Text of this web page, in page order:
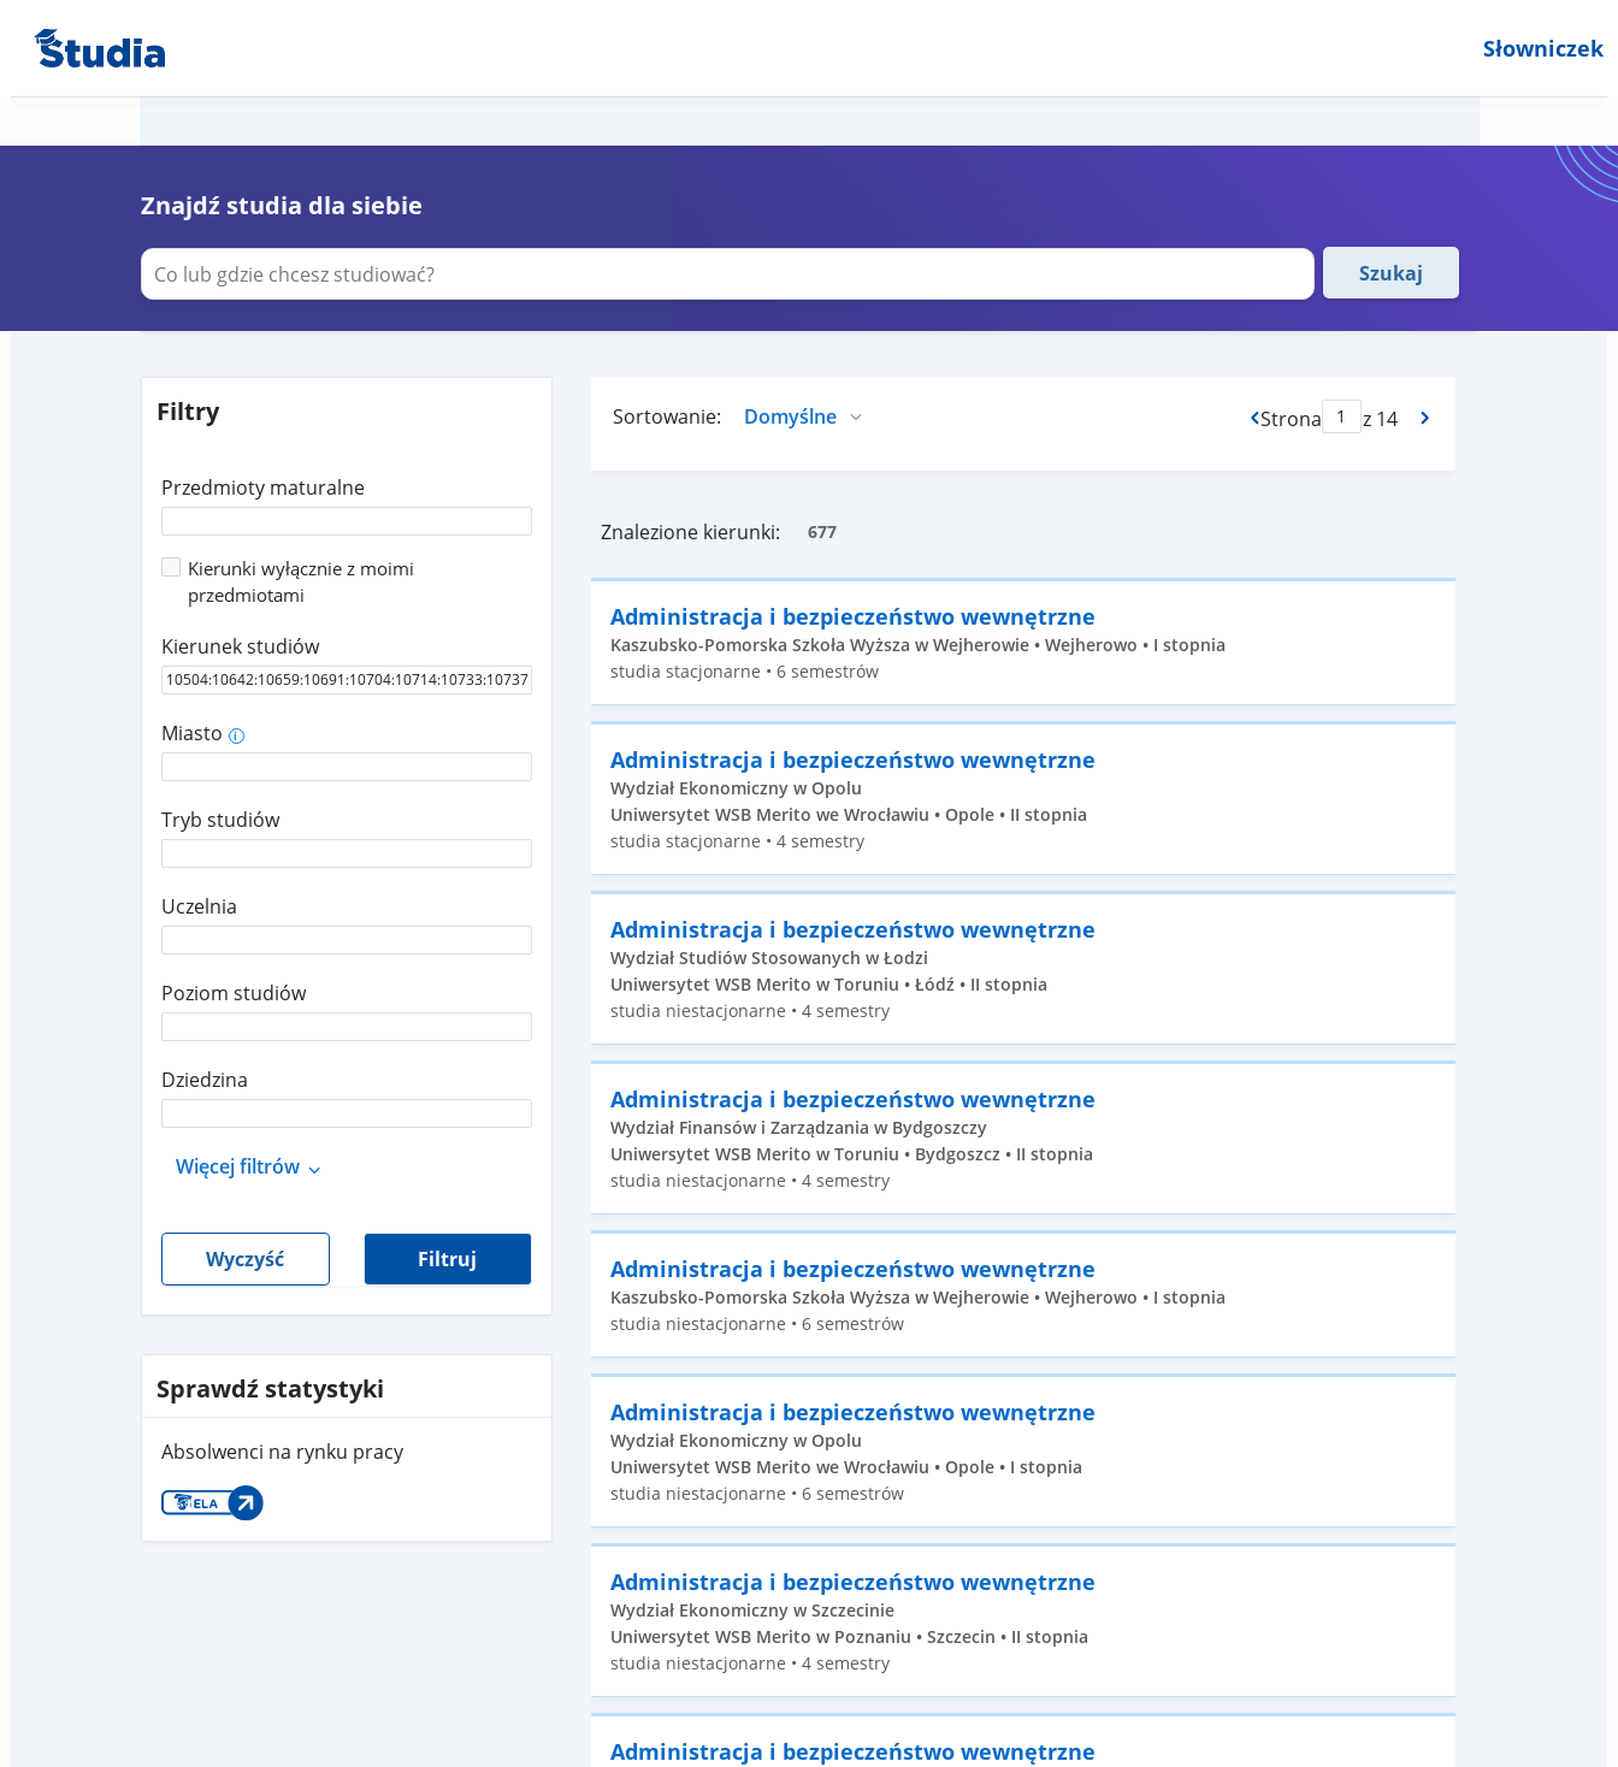
Słowniczek
Znajdź studia dla siebie
Szukaj
Filtry
Przedmioty maturalne
Kierunki wyłącznie z moimi
przedmiotami
Kierunek studiów
Miasto i
Tryb studiów
Uczelnia
Poziom studiów
Dziedzina
Więcej filtrów
Wyczyść Filtruj
Sprawdź statystyki
Absolwenci na rynku pracy
Sortowanie: Strona z 14
Znalezione kierunki: 677
Administracja i bezpieczeństwo wewnętrzne
Kaszubsko-Pomorska Szkoła Wyższa w Wejherowie • Wejherowo • I stopnia
studia stacjonarne • 6 semestrów
Administracja i bezpieczeństwo wewnętrzne
Wydział Ekonomiczny w Opolu
Uniwersytet WSB Merito we Wrocławiu • Opole • II stopnia
studia stacjonarne • 4 semestry
Administracja i bezpieczeństwo wewnętrzne
Wydział Studiów Stosowanych w Łodzi
Uniwersytet WSB Merito w Toruniu • Łódź • II stopnia
studia niestacjonarne • 4 semestry
Administracja i bezpieczeństwo wewnętrzne
Wydział Finansów i Zarządzania w Bydgoszczy
Uniwersytet WSB Merito w Toruniu • Bydgoszcz • II stopnia
studia niestacjonarne • 4 semestry
Administracja i bezpieczeństwo wewnętrzne
Kaszubsko-Pomorska Szkoła Wyższa w Wejherowie • Wejherowo • I stopnia
studia niestacjonarne • 6 semestrów
Administracja i bezpieczeństwo wewnętrzne
Wydział Ekonomiczny w Opolu
Uniwersytet WSB Merito we Wrocławiu • Opole • I stopnia
studia niestacjonarne • 6 semestrów
Administracja i bezpieczeństwo wewnętrzne
Wydział Ekonomiczny w Szczecinie
Uniwersytet WSB Merito w Poznaniu • Szczecin • II stopnia
studia niestacjonarne • 4 semestry
Administracja i bezpieczeństwo wewnętrzne